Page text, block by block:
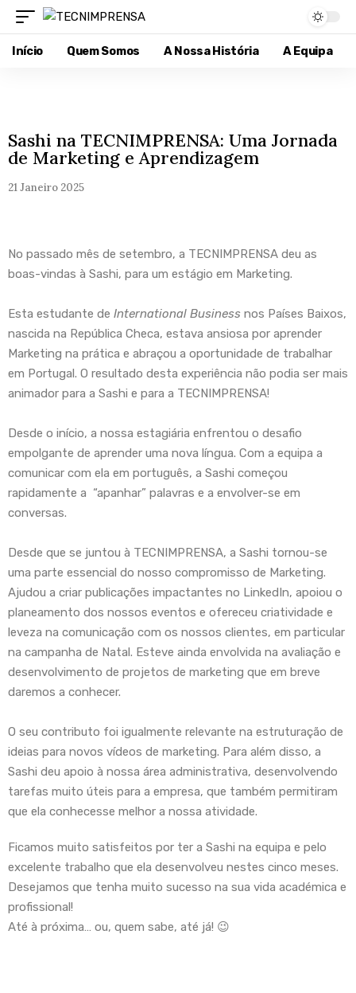
Início Quem Somos A Nossa História A Equipa
Sashi na TECNIMPRENSA: Uma Jornada
de Marketing e Aprendizagem
21 Janeiro 2025
No passado mês de setembro, a TECNIMPRENSA deu as
boas-vindas à Sashi, para um estágio em Marketing.
Esta estudante de International Business nos Países Baixos,
nascida na República Checa, estava ansiosa por aprender
Marketing na prática e abraçou a oportunidade de trabalhar
em Portugal. O resultado desta experiência não podia ser mais
animador para a Sashi e para a TECNIMPRENSA!
Desde o início, a nossa estagiária enfrentou o desafio
empolgante de aprender uma nova língua. Com a equipa a
comunicar com ela em português, a Sashi começou
rapidamente a “apanhar” palavras e a envolver-se em
conversas.
Desde que se juntou à TECNIMPRENSA, a Sashi tornou-se
uma parte essencial do nosso compromisso de Marketing.
Ajudou a criar publicações impactantes no LinkedIn, apoiou o
planeamento dos nossos eventos e ofereceu criatividade e
leveza na comunicação com os nossos clientes, em particular
na campanha de Natal. Esteve ainda envolvida na avaliação e
desenvolvimento de projetos de marketing que em breve
daremos a conhecer.
O seu contributo foi igualmente relevante na estruturação de
ideias para novos vídeos de marketing. Para além disso, a
Sashi deu apoio à nossa área administrativa, desenvolvendo
tarefas muito úteis para a empresa, que também permitiram
que ela conhecesse melhor a nossa atividade.
Ficamos muito satisfeitos por ter a Sashi na equipa e pelo
excelente trabalho que ela desenvolveu nestes cinco meses.
Desejamos que tenha muito sucesso na sua vida académica e
profissional!
Até à próxima… ou, quem sabe, até já! 😉